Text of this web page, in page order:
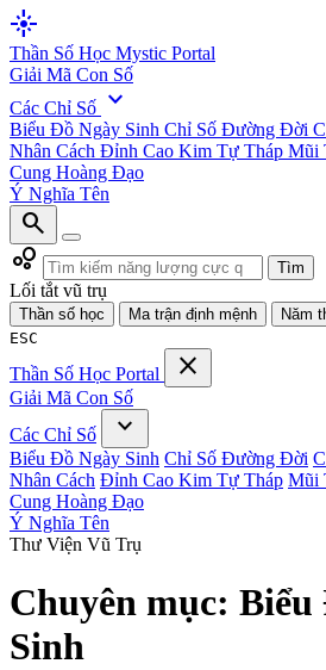
flare
Thần Số Học Mystic Portal
Giải Mã Con Số
Các Chỉ Số expand_more
Biểu Đồ Ngày Sinh Chỉ Số Đường Đời
Nhân Cách Đỉnh Cao Kim Tự Tháp Mũi
Cung Hoàng Đạo
Ý Nghĩa Tên
search
bubble_chart
Tìm
Lối tắt vũ trụ
Thần số học Ma trận định mệnh Năm
ESC
Thần Số Học Portal close
Giải Mã Con Số
Các Chỉ Số
expand_more
Biểu Đồ Ngày Sinh Chỉ Số Đường Đời
Nhân Cách Đỉnh Cao Kim Tự Tháp Mũi
Cung Hoàng Đạo
Ý Nghĩa Tên
Thư Viện Vũ Trụ
Chuyên mục: Biểu
Sinh